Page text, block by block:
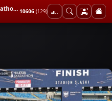
Silesia Ultramarathon, Marathon, Półmaraton 2023 10606 (129)